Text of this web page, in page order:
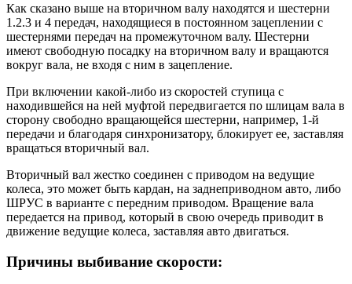
Как сказано выше на вторичном валу находятся и шестерни
1.2.3 и 4 передач, находящиеся в постоянном зацеплении с
шестернями передач на промежуточном валу. Шестерни
имеют свободную посадку на вторичном валу и вращаются
вокруг вала, не входя с ним в зацепление.
При включении какой-либо из скоростей ступица с
находившейся на ней муфтой передвигается по шлицам вала в
сторону свободно вращающейся шестерни, например, 1-й
передачи и благодаря синхронизатору, блокирует ее, заставляя
вращаться вторичный вал.
Вторичный вал жестко соединен с приводом на ведущие
колеса, это может быть кардан, на заднеприводном авто, либо
ШРУС в варианте с передним приводом. Вращение вала
передается на привод, который в свою очередь приводит в
движение ведущие колеса, заставляя авто двигаться.
Причины выбивание скорости: